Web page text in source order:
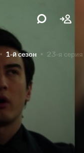
1-й сезон 23-я серия